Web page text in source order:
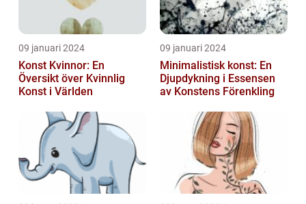
09 januari 2024
Konst Kvinnor: En
Översikt över Kvinnlig
Konst i Världen
09 januari 2024
Minimalistisk konst: En
Djupdykning i Essensen
av Konstens Förenkling